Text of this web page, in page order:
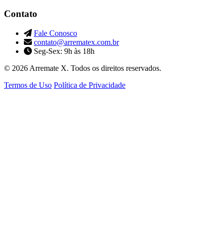
Contato
Fale Conosco
contato@arrematex.com.br
Seg-Sex: 9h às 18h
© 2026 Arremate X. Todos os direitos reservados.
Termos de Uso Política de Privacidade